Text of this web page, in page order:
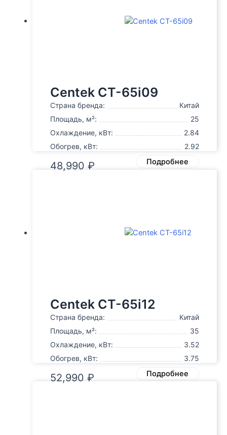
Centek CT-65i09
Страна бренда:
Китай
Площадь, м²:
25
Охлаждение, кВт:
2.84
Обогрев, кВт:
2.92
48,990 ₽ Подробнее
Centek CT-65i12
Страна бренда:
Китай
Площадь, м²:
35
Охлаждение, кВт:
3.52
Обогрев, кВт:
3.75
52,990 ₽ Подробнее